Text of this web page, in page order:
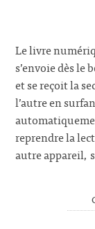
Le livre
s’envoie dès le
et se reçoit la
l’autre en
reprendre la
autre appareil,